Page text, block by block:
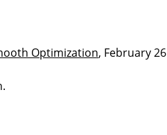
Optimization, February